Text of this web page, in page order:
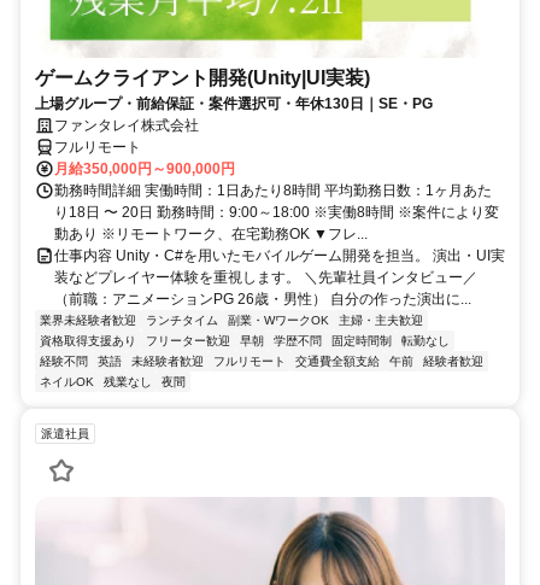
ゲームクライアント開発(Unity|UI実装)
上場グループ・前給保証・案件選択可・年休130日｜SE・PG
ファンタレイ株式会社
フルリモート
月給350,000円～900,000円
勤務時間詳細 実働時間：1日あたり8時間 平均勤務日数：1ヶ月あた
り18日 〜 20日 勤務時間：9:00～18:00 ※実働8時間 ※案件により変
動あり ※リモートワーク、在宅勤務OK ▼フレ...
仕事内容 Unity・C#を用いたモバイルゲーム開発を担当。 演出・UI実
装などプレイヤー体験を重視します。 ＼先輩社員インタビュー／
（前職：アニメーションPG 26歳・男性） 自分の作った演出に...
業界未経験者歓迎 ランチタイム 副業・WワークOK
主婦・主夫歓迎
資格取得支援あり
フリーター歓迎 早朝 学歴不問 固定時間制
転勤なし
経験不問
英語 未経験者歓迎 フルリモート 交通費全額支給 午前
経験者歓迎
ネイルOK
残業なし 夜間
派遣社員